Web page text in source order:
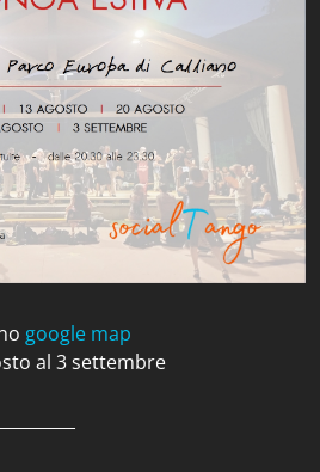
google map
al 3 settembre